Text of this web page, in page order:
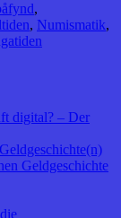
,
, Numismatik,
digital? – Der
Geldgeschichte